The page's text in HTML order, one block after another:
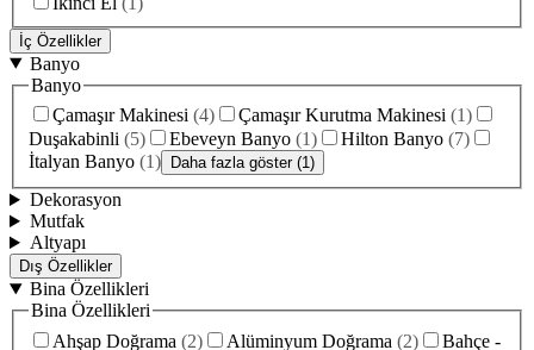
İç Özellikler
Banyo
Banyo
Çamaşır Makinesi (4) Çamaşır Kurutma Makinesi (1)
Duşakabinli (5) Ebeveyn Banyo (1) Hilton Banyo (7)
İtalyan Banyo (1) Daha fazla göster (1)
Dekorasyon
Mutfak
Altyapı
Dış Özellikler
Bina Özellikleri
Bina Özellikleri
Ahşap Doğrama (2) Alüminyum Doğrama (2)
Bahçe -